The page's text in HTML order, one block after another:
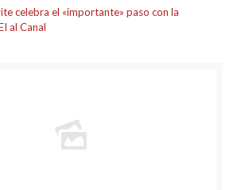
celebra el «importante» paso con la
al Canal